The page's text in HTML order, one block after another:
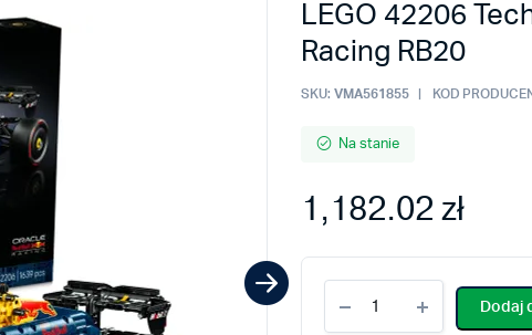
LEGO 42206
Racing RB20
SKU: VMA561855 KOD
Na stanie
1,182.02 zł
Dodaj